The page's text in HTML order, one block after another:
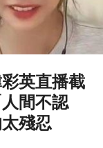
英直播截
間不認
殘忍